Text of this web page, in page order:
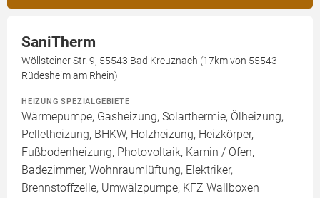
SaniTherm
Wöllsteiner Str. 9, 55543 Bad Kreuznach (17km von 55543
Rüdesheim am Rhein)
HEIZUNG SPEZIALGEBIETE
Wärmepumpe, Gasheizung, Solarthermie, Ölheizung,
Pelletheizung, BHKW, Holzheizung, Heizkörper,
Fußbodenheizung, Photovoltaik, Kamin / Ofen,
Badezimmer, Wohnraumlüftung, Elektriker,
Brennstoffzelle, Umwälzpumpe, KFZ Wallboxen